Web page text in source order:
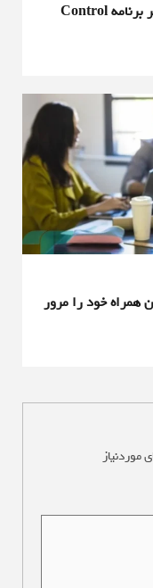
طراح ارشد گیم پلی تاثیر عرضه GTA 6 بر برنامه Control
همراه خود را مرور